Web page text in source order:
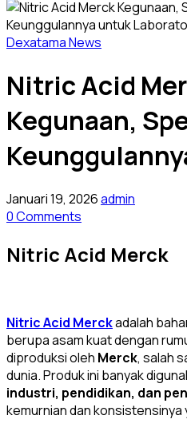
Dexatama News
Nitric Acid
Kegunaan,
Januari 19, 2026admin
0 Comments
Nitric Acid Merck
Nitric Acid Merckadalah
berupa asam kuat dengan
diproduksi oleh Merck, salah
dunia. Produk ini banyak
industri, pendidikan, dan
kemurnian dan